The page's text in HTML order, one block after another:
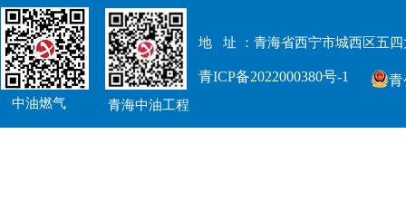
中油燃气 青海中油工程
地 址 ：青海省西宁市城西区五四
青
青ICP备2022000380号-1